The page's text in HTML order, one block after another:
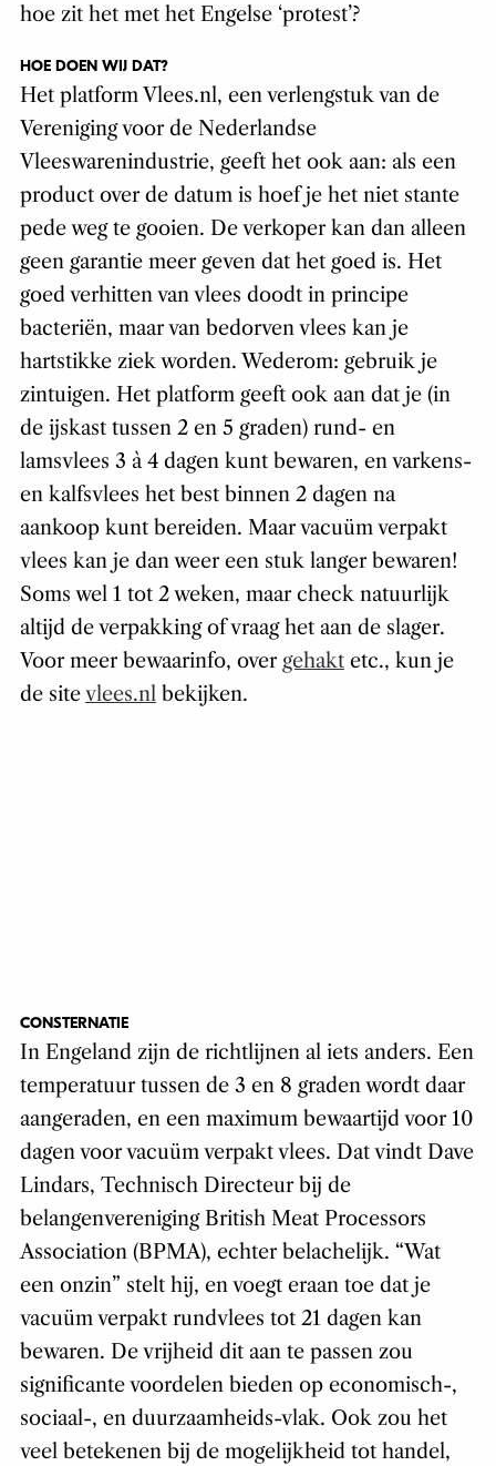
hoe zit het met het Engelse ‘protest’?
HOE DOEN WIJ DAT?
Het platform Vlees.nl, een verlengstuk van de
Vereniging voor de Nederlandse
Vleeswarenindustrie, geeft het ook aan: als een
product over de datum is hoef je het niet stante
pede weg te gooien. De verkoper kan dan alleen
geen garantie meer geven dat het goed is. Het
goed verhitten van vlees doodt in principe
bacteriën, maar van bedorven vlees kan je
hartstikke ziek worden. Wederom: gebruik je
zintuigen. Het platform geeft ook aan dat je (in
de ijskast tussen 2 en 5 graden) rund- en
lamsvlees 3 à 4 dagen kunt bewaren, en varkens-
en kalfsvlees het best binnen 2 dagen na
aankoop kunt bereiden. Maar vacuüm verpakt
vlees kan je dan weer een stuk langer bewaren!
Soms wel 1 tot 2 weken, maar check natuurlijk
altijd de verpakking of vraag het aan de slager.
Voor meer bewaarinfo, over gehaktetc., kun je
de sitevlees.nlbekijken.
CONSTERNATIE
In Engeland zijn de richtlijnen al iets anders. Een
temperatuur tussen de 3 en 8 graden wordt daar
aangeraden, en een maximum bewaartijd voor 10
dagen voor vacuüm verpakt vlees. Dat vindt Dave
Lindars, Technisch Directeur bij de
belangenvereniging British Meat Processors
Association (BPMA), echter belachelijk. “Wat
een onzin” stelt hij, en voegt eraan toe dat je
vacuüm verpakt rundvlees tot 21 dagen kan
bewaren. De vrijheid dit aan te passen zou
significante voordelen bieden op economisch-,
sociaal-, en duurzaamheids-vlak. Ook zou het
veel betekenen bij de mogelijkheid tot handel,